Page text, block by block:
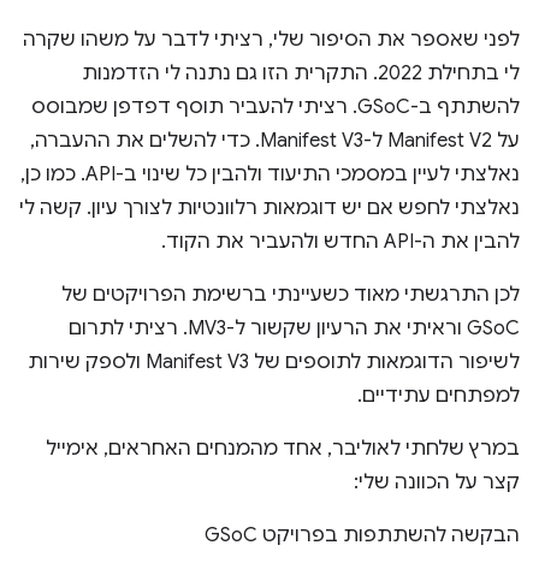
לפני שאספר את הסיפור שלי, רציתי לדבר על משהו שקרה
לי בתחילת 2022. התקרית הזו גם נתנה לי הזדמנות
להשתתף ב-GSoC. רציתי להעביר תוסף דפדפן שמבוסס
על Manifest V2 ל-Manifest V3. כדי להשלים את ההעברה,
נאלצתי לעיין במסמכי התיעוד ולהבין כל שינוי ב-API. כמו כן,
נאלצתי לחפש אם יש דוגמאות רלוונטיות לצורך עיון. קשה לי
להבין את ה-API החדש ולהעביר את הקוד.
לכן התרגשתי מאוד כשעיינתי ברשימת הפרויקטים של
GSoC וראיתי את הרעיון שקשור ל-MV3. רציתי לתרום
לשיפור הדוגמאות לתוספים של Manifest V3 ולספק שירות
למפתחים עתידיים.
במרץ שלחתי לאוליבר, אחד מהמנחים האחראים, אימייל
קצר על הכוונה שלי:
הבקשה להשתתפות בפרויקט GSoC